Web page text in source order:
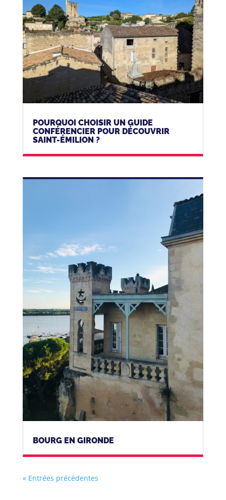
POURQUOI CHOISIR UN GUIDE
CONFÉRENCIER POUR DÉCOUVRIR
SAINT-ÉMILION ?
BOURG EN GIRONDE
« Entrées précédentes